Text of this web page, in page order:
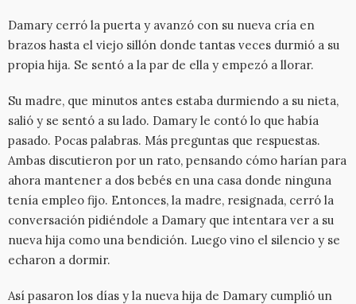
Damary cerró la puerta y avanzó con su nueva cría en
brazos hasta el viejo sillón donde tantas veces durmió a su
propia hija. Se sentó a la par de ella y empezó a llorar.
Su madre, que minutos antes estaba durmiendo a su nieta,
salió y se sentó a su lado. Damary le contó lo que había
pasado. Pocas palabras. Más preguntas que respuestas.
Ambas discutieron por un rato, pensando cómo harían para
ahora mantener a dos bebés en una casa donde ninguna
tenía empleo fijo. Entonces, la madre, resignada, cerró la
conversación pidiéndole a Damary que intentara ver a su
nueva hija como una bendición. Luego vino el silencio y se
echaron a dormir.
Así pasaron los días y la nueva hija de Damary cumplió un